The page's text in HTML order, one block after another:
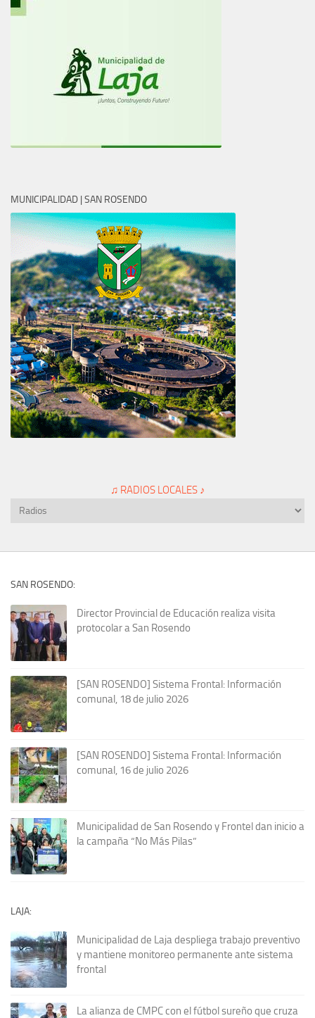
MUNICIPALIDAD | SAN ROSENDO
♫ RADIOS LOCALES ♪
SAN ROSENDO:
Director Provincial de Educación realiza visita
protocolar a San Rosendo
[SAN ROSENDO] Sistema Frontal: Información
comunal, 18 de julio 2026
[SAN ROSENDO] Sistema Frontal: Información
comunal, 16 de julio 2026
Municipalidad de San Rosendo y Frontel dan inicio a
la campaña “No Más Pilas”
LAJA:
Municipalidad de Laja despliega trabajo preventivo
y mantiene monitoreo permanente ante sistema
frontal
La alianza de CMPC con el fútbol sureño que cruza